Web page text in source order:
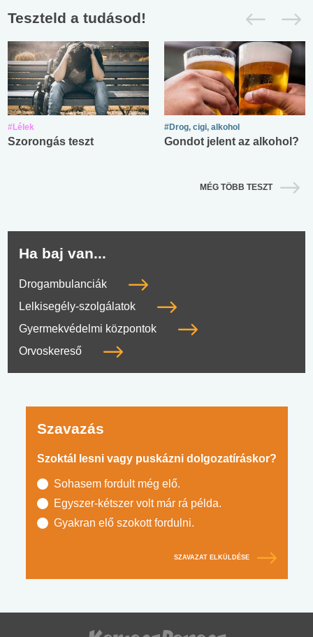
Teszteld a tudásod!
#Lélek
Szorongás teszt
#Drog, cigi, alkohol
Gondot jelent az alkohol?
MÉG TÖBB TESZT
Ha baj van...
Drogambulanciák
Lelkisegély-szolgálatok
Gyermekvédelmi központok
Orvoskereső
Szavazás
Szoktál lesni vagy puskázni dolgozatíráskor?
Sohasem fordult még elő.
Egyszer-kétszer volt már rá példa.
Gyakran elő szokott fordulni.
SZAVAZAT ELKÜLDÉSE